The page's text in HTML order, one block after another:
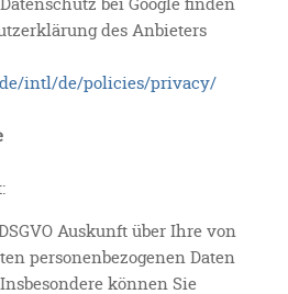
bei Google finden
des Anbieters
intl/de/policies/privacy/
Auskunft über Ihre von
personenbezogenen Daten
können Sie